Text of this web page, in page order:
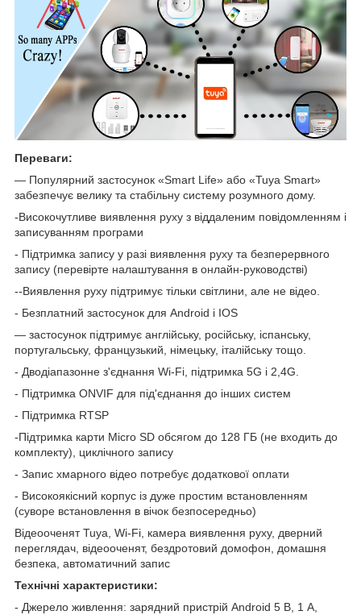
Переваги:
— Популярний застосунок «Smart Life» або «Tuya Smart»
забезпечує велику та стабільну систему розумного дому.
-Високочутливе виявлення руху з віддаленим повідомленням і
записуванням програми
- Підтримка запису у разі виявлення руху та безперервного
запису (перевірте налаштування в онлайн-руководстві)
--Виявлення руху підтримує тільки світлини, але не відео.
- Безплатний застосунок для Android і IOS
— застосунок підтримує англійську, російську, іспанську,
португальську, французький, німецьку, італійську тощо.
- Дводіапазонне з'єднання Wi-Fi, підтримка 5G і 2,4G.
- Підтримка ONVIF для під'єднання до інших систем
- Підтримка RTSP
-Підтримка карти Micro SD обсягом до 128 ГБ (не входить до
комплекту), циклічного запису
- Запис хмарного відео потребує додаткової оплати
- Високоякісний корпус із дуже простим встановленням
(суворе встановлення в вічок безпосередньо)
Відеооченят Tuya, Wi-Fi, камера виявлення руху, дверний
переглядач, відеооченят, бездротовий домофон, домашня
безпека, автоматичний запис
Технічні характеристики:
- Джерело живлення: зарядний пристрій Android 5 В, 1 А,